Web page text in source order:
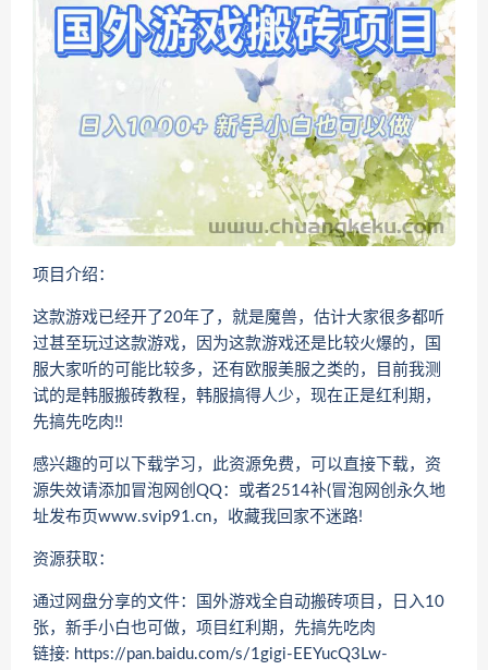
项目介绍：
这款游戏已经开了20年了，就是魔兽，估计大家很多都听
过甚至玩过这款游戏，因为这款游戏还是比较火爆的，国
服大家听的可能比较多，还有欧服美服之类的，目前我测
试的是韩服搬砖教程，韩服搞得人少，现在正是红利期，
先搞先吃肉!!
感兴趣的可以下载学习，此资源免费，可以直接下载，资
源失效请添加冒泡网创QQ：或者2514补(冒泡网创永久地
址发布页www.svip91.cn，收藏我回家不迷路!
资源获取：
通过网盘分享的文件：国外游戏全自动搬砖项目，日入10
张，新手小白也可做，项目红利期，先搞先吃肉
链接: https://pan.baidu.com/s/1gigi-EEYucQ3Lw-